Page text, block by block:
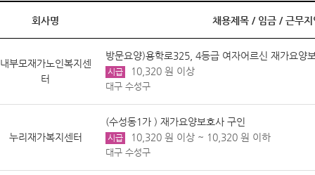
회사명 채용제목 / 임금 /근무지
내부모재가노인복지센
터
방문요양)용학로325, 4등급 여자어르신 재가요양
시급 10,320 원 이상
대구 수성구
누리재가복지센터
(수성동1가 ) 재가요양보호사 구인
시급 10,320 원 이상 ~ 10,320 원 이하
대구 수성구